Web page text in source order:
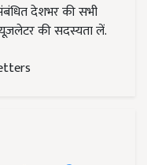
देशभर की सभी
की सदस्यता लें.